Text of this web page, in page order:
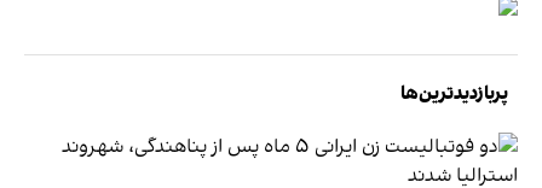
پربازدیدترین‌ها